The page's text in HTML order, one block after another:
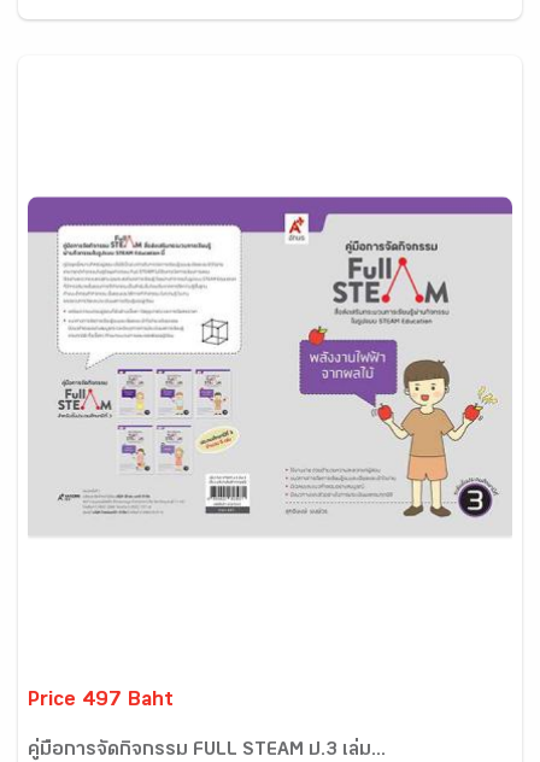
Price 497 Baht
คู่มือการจัดกิจกรรม FULL STEAM ป.3 เล่ม...